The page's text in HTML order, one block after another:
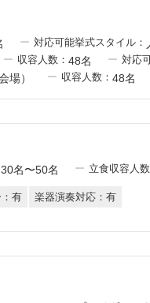
対応可能挙式スタイル：
収容人数： 48名 対応
場）
収容人数： 48名
30名〜50名 立食収容人数
有 楽器演奏対応：有